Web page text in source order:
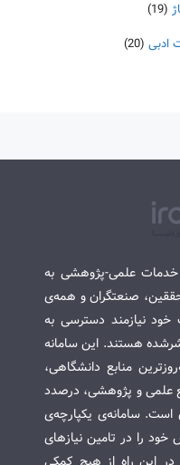
(19)
ادبی (20)
خدمات علمی-پژوهشی به
صنعتگران و همه‌ی
نیازمند دسترسی به
هستند. این سامانه
منابع دانشگاهی،
علمی و پژوهشی، درصدد
است. سامانه‌ی یکپارچه‌ی
خود را در تامین نیازهای
این راه از هیچ کمکی